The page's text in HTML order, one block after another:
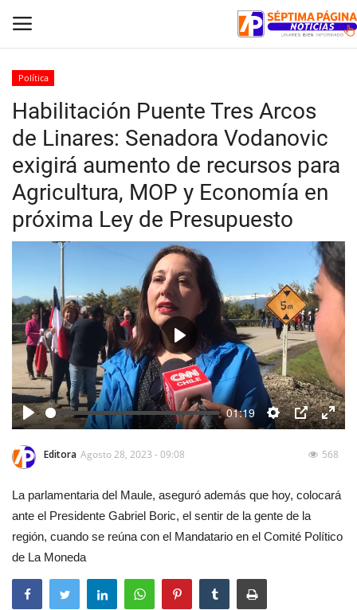
Inicio
Crónica
Policial
Tribunales
Política
Espectáculos
Política
Habilitación Puente Tres Arcos
de Linares: Senadora Vodanovic
exigirá aumento de recursos para
Agricultura, MOP y Economía en
próxima Ley de Presupuesto
Play
01:19
Settings
PIP
Enter
Play
Editora Agosto 28, 2023 - 09:08 568
La parlamentaria del Maule, aseguró además que hoy, colocará
ante el Presidente Gabriel Boric, el sentir de la gente de la
región, cuando se reúna con el Mandatario en el Comité Político
de La Moneda